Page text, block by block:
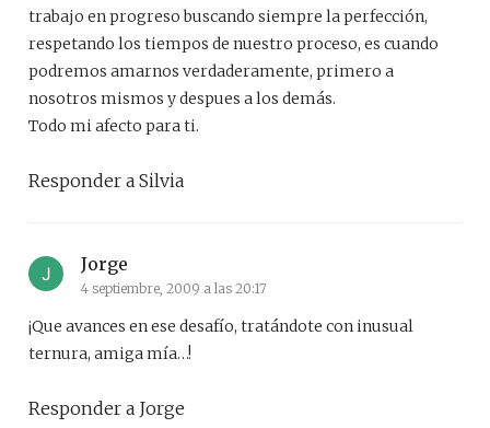
trabajo en progreso buscando siempre la perfección,
respetando los tiempos de nuestro proceso, es cuando
podremos amarnos verdaderamente, primero a
nosotros mismos y despues a los demás.
Todo mi afecto para ti.
Responder a Silvia
Jorge
4 septiembre, 2009 a las 20:17
¡Que avances en ese desafío, tratándote con inusual
ternura, amiga mía…!
Responder a Jorge